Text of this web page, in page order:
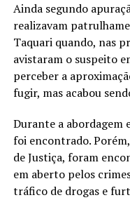
Ainda segundo
realizavam
Taquari quando, nas
avistaram o suspeito
perceber a
fugir, mas acabou
Durante a abordagem
foi encontrado.
de Justiça, foram
em aberto pelos
tráfico de drogas e